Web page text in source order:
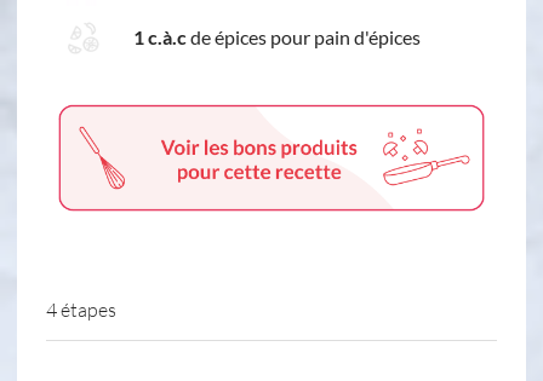
1 c.à.cde épices pour pain d'épices
4 étapes